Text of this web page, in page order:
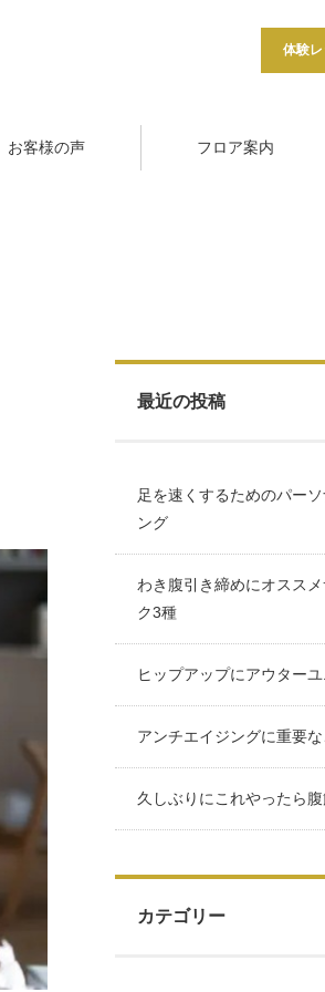
体験
お客様の声 フロア案内
最近の投稿
足を速くするためのパー
ング
わき腹引き締めにオスス
ク3種
ヒップアップにアウター
アンチエイジングに重要な
久しぶりにこれやったら
カテゴリー